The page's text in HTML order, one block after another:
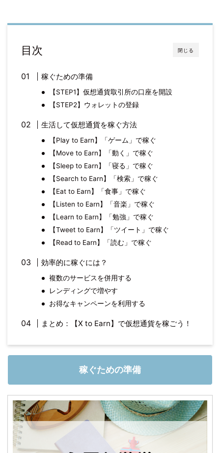
閉じる
目次
稼ぐための準備
【STEP1】仮想通貨取引所の口座を開設
【STEP2】ウォレットの登録
生活して仮想通貨を稼ぐ方法
【Play to Earn】「ゲーム」で稼ぐ
【Move to Earn】「動く」で稼ぐ
【Sleep to Earn】「寝る」で稼ぐ
【Search to Earn】「検索」で稼ぐ
【Eat to Earn】「食事」で稼ぐ
【Listen to Earn】「音楽」で稼ぐ
【Learn to Earn】「勉強」で稼ぐ
【Tweet to Earn】「ツイート」で稼ぐ
【Read to Earn】「読む」で稼ぐ
効率的に稼ぐには？
複数のサービスを併用する
レンディングで増やす
お得なキャンペーンを利用する
まとめ：【X to Earn】で仮想通貨を稼ごう！
稼ぐための準備